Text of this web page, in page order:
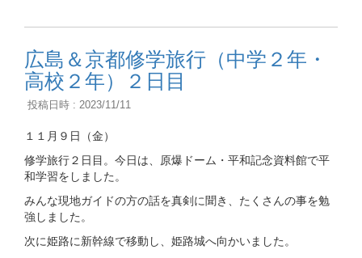
広島＆京都修学旅行（中学２年・
高校２年）２日目
投稿日時 : 2023/11/11
１１月９日（金）
修学旅行２日目。今日は、原爆ドーム・平和記念資料館で平
和学習をしました。
みんな現地ガイドの方の話を真剣に聞き、たくさんの事を勉
強しました。
次に姫路に新幹線で移動し、姫路城へ向かいました。